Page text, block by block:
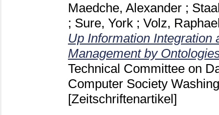
Maedche, Alexander ;
; Sure, York ; Volz,
Up Information Integration
Management by
Technical Committee on
Computer Society
[Zeitschriftenartikel]